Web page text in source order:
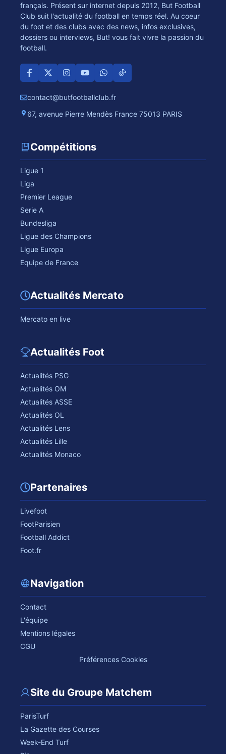
français. Présent sur internet depuis 2012, But Football
Club suit l'actualité du football en temps réel. Au coeur
du foot et des clubs avec des news, infos exclusives,
dossiers ou interviews, But! vous fait vivre la passion du
football.
contact@butfootballclub.fr
67, avenue Pierre Mendès France 75013 PARIS
Compétitions
Ligue 1
Liga
Premier League
Serie A
Bundesliga
Ligue des Champions
Ligue Europa
Equipe de France
Actualités Mercato
Mercato en live
Actualités Foot
Actualités PSG
Actualités OM
Actualités ASSE
Actualités OL
Actualités Lens
Actualités Lille
Actualités Monaco
Partenaires
Livefoot
FootParisien
Football Addict
Foot.fr
Navigation
Contact
L'équipe
Mentions légales
CGU
Préférences Cookies
Site du Groupe Matchem
ParisTurf
La Gazette des Courses
Week-End Turf